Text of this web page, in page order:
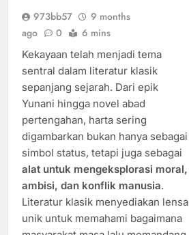
973bb57
9 months
ago
0 6 mins
Kekayaan telah menjadi tema
sentral dalam literatur klasik
sepanjang sejarah. Dari epik
Yunani hingga novel abad
pertengahan, harta sering
digambarkan bukan hanya sebagai
simbol status, tetapi juga sebagai
alat untuk mengeksplorasi moral,
ambisi, dan konflik manusia.
Literatur klasik menyediakan lensa
unik untuk memahami bagaimana